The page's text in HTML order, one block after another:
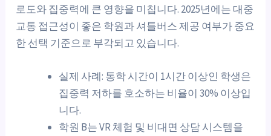
로도와 집중력에 큰 영향을 미칩니다. 2025년에는 대중
교통 접근성이 좋은 학원과 셔틀버스 제공 여부가 중요
한 선택 기준으로 부각되고 있습니다.
실제 사례: 통학 시간이 1시간 이상인 학생은
집중력 저하를 호소하는 비율이 30% 이상입
니다.
학원 B는 VR 체험 및 비대면 상담 시스템을